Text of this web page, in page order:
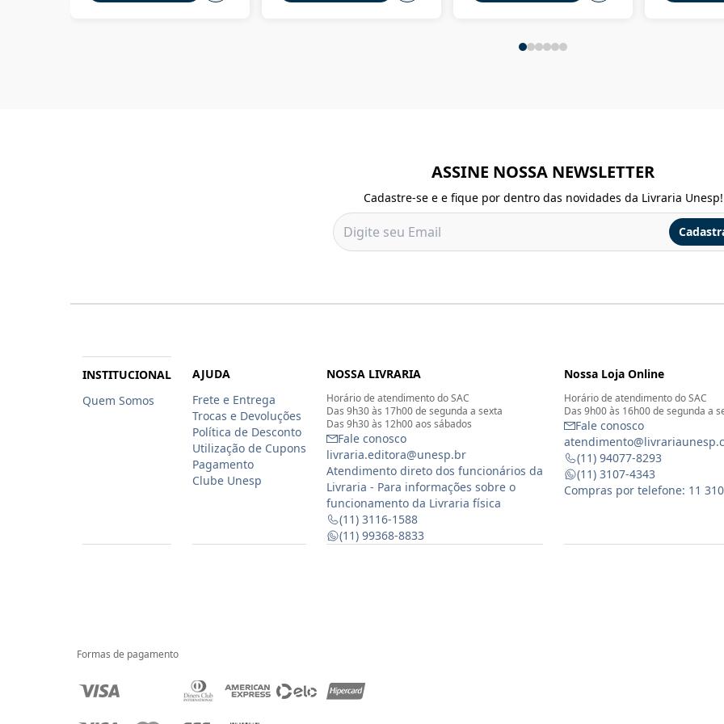
ASSINE NOSSA NEWSLETTER
Cadastre-se e e fique por dentro das novidades da Livraria Unesp!
INSTITUCIONAL
Quem Somos
AJUDA
Frete e Entrega
Trocas e Devoluções
Política de Desconto
Utilização de Cupons
Pagamento
Clube Unesp
NOSSA LIVRARIA
Horário de atendimento do SAC
Das 9h30 às 17h00 de segunda a sexta
Das 9h30 às 12h00 aos sábados
Fale conosco
livraria.editora@unesp.br
Atendimento direto dos funcionários da
Livraria - Para informações sobre o
funcionamento da Livraria física
(11) 3116-1588
(11) 99368-8833
Nossa Loja Online
Horário de atendimento do SAC
Das 9h00 às 16h00 de segunda a
Fale conosco
(11) 94077-8293
(11) 3107-4343
Compras por telefone: 11
Formas de pagamento